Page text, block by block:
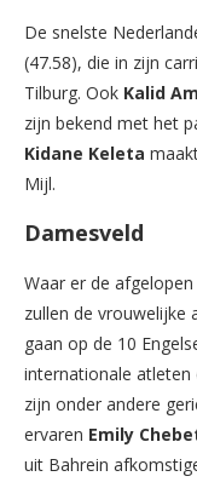
De snelste
(47.58), die in zijn
Tilburg. Ook Kalid
zijn bekend met het
Kidane Keleta
Mijl.
Damesveld
Waar er de
zullen de vrouwelijke
gaan op de 10
internationale atleten
zijn onder andere
ervaren Emily
uit Bahrein